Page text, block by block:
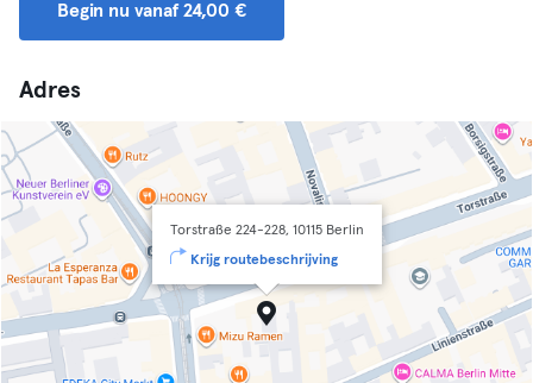
Begin nu vanaf 24,00 €
Adres
Torstraße 224-228, 10115 Berlin
Krijg routebeschrijving